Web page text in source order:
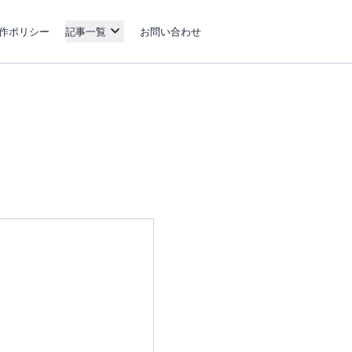
ポリシー 記事一覧 お問い合わせ